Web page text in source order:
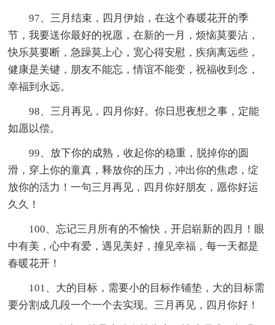
97、三月结束，四月伊始，在这个春暖花开的季
节，我要送你最好的祝愿，在新的一月，烦恼莫要沾，
快乐莫要断，急躁莫上心，宽心得安慰，疾病离远些，
健康是关键，朋友不能忘，情谊不能变，祝福收到念，
幸福到永远。
98、三月再见，四月你好。你日思夜想之事，定能
如愿以偿。
99、放下你的成熟，收起你的稳重，脱掉你的圆
滑，穿上你的童真，释放你的压力，冲出你的焦虑，绽
放你的活力！一句三月再见，四月你好朋友，愿你好运
久久！
100、忘记三月所有的不愉快，开启崭新的四月！眼
中有美，心中有爱，遇见美好，撞见幸福，每一天都是
春暖花开！
101、大的目标，需要小的目标作铺垫，大的目标需
要分割成几段一个一个去实现。三月再见，四月你好！